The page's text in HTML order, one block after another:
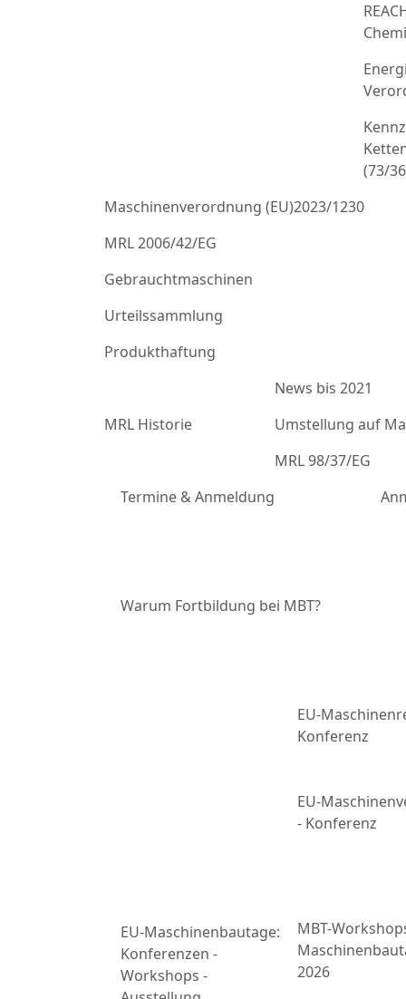
(73/
Maschinenverordnung (EU)2023/1230
MRL 2006/42/EG
Gebrauchtmaschinen
Urteilssammlung
Produkthaftung
MRL Historie
News bis 2021
Umstellung auf
MRL 98/37/EG
Termine & Anmeldung
Warum Fortbildung bei MBT?
EU-Maschinenbautage:
Konferenzen -
Workshops -
EU-
Konferenz
EU-
- Konferenz
MBT-
2026